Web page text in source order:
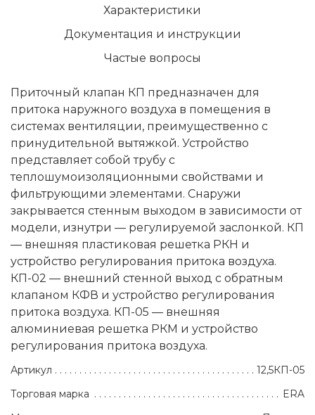
Характеристики
Документация и инструкции
Частые вопросы
Приточный клапан КП предназначен для
притока наружного воздуха в помещения в
системах вентиляции, преимущественно с
принудительной вытяжкой. Устройство
представляет собой трубу с
теплошумоизоляционными свойствами и
фильтрующими элементами. Снаружи
закрывается стенным выходом в зависимости от
модели, изнутри — регулируемой заслонкой. КП
— внешняя пластиковая решетка РКН и
устройство регулирования притока воздуха.
КП-02 — внешний стенной выход с обратным
клапаном КФВ и устройство регулирования
притока воздуха. КП-05 — внешняя
алюминиевая решетка РКМ и устройство
регулирования притока воздуха.
Артикул
12,5КП-05
Торговая марка
ERA